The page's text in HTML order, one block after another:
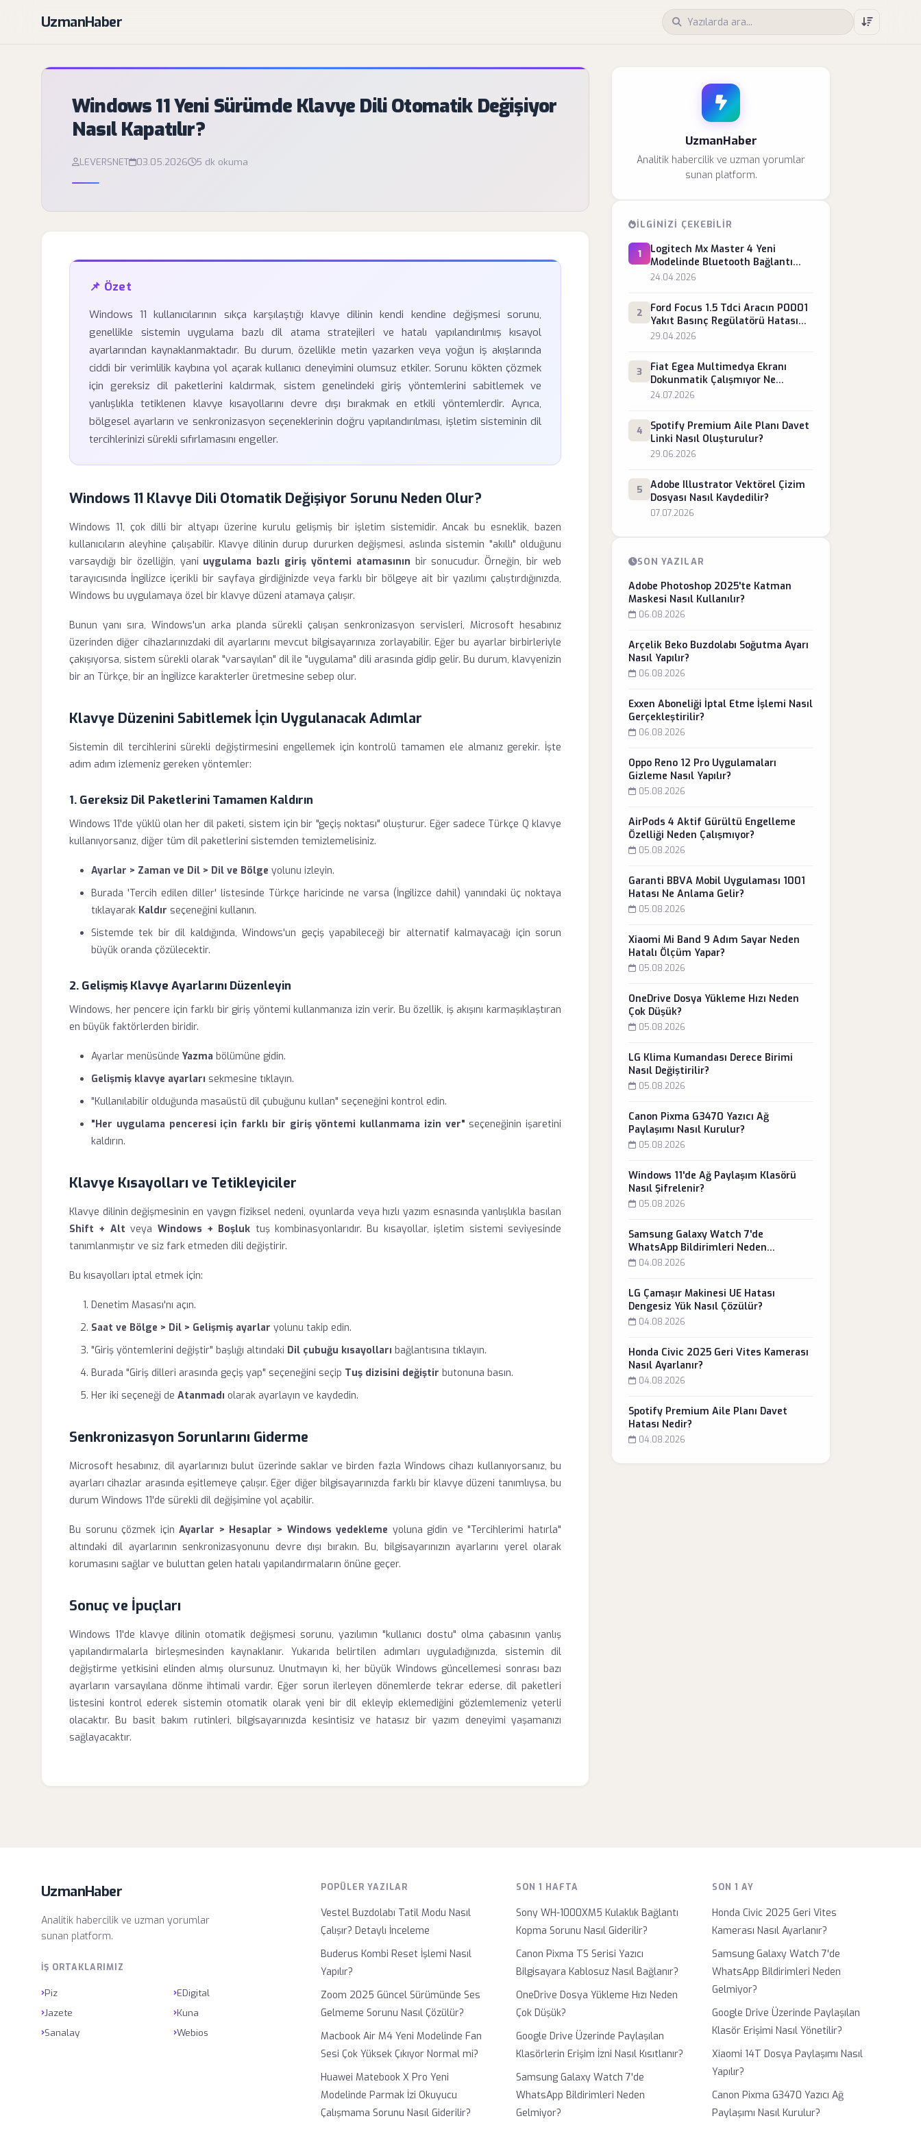
UzmanHaber
Windows 11 Yeni Sürümde Klavye Dili Otomatik Değişiyor
Nasıl Kapatılır?
LEVERSNET 03.05.2026 5 dk okuma
📌 Özet
Windows 11 kullanıcılarının sıkça karşılaştığı klavye dilinin kendi kendine değişmesi sorunu,
genellikle sistemin uygulama bazlı dil atama stratejileri ve hatalı yapılandırılmış kısayol
ayarlarından kaynaklanmaktadır. Bu durum, özellikle metin yazarken veya yoğun iş akışlarında
ciddi bir verimlilik kaybına yol açarak kullanıcı deneyimini olumsuz etkiler. Sorunu kökten çözmek
için gereksiz dil paketlerini kaldırmak, sistem genelindeki giriş yöntemlerini sabitlemek ve
yanlışlıkla tetiklenen klavye kısayollarını devre dışı bırakmak en etkili yöntemlerdir. Ayrıca,
bölgesel ayarların ve senkronizasyon seçeneklerinin doğru yapılandırılması, işletim sisteminin dil
tercihlerinizi sürekli sıfırlamasını engeller.
Windows 11 Klavye Dili Otomatik Değişiyor Sorunu Neden Olur?
Windows 11, çok dilli bir altyapı üzerine kurulu gelişmiş bir işletim sistemidir. Ancak bu esneklik, bazen
kullanıcıların aleyhine çalışabilir. Klavye dilinin durup dururken değişmesi, aslında sistemin "akıllı" olduğunu
varsaydığı bir özelliğin, yani uygulama bazlı giriş yöntemi atamasının bir sonucudur. Örneğin, bir web
tarayıcısında İngilizce içerikli bir sayfaya girdiğinizde veya farklı bir bölgeye ait bir yazılımı çalıştırdığınızda,
Windows bu uygulamaya özel bir klavye düzeni atamaya çalışır.
Bunun yanı sıra, Windows'un arka planda sürekli çalışan senkronizasyon servisleri, Microsoft hesabınız
üzerinden diğer cihazlarınızdaki dil ayarlarını mevcut bilgisayarınıza zorlayabilir. Eğer bu ayarlar birbirleriyle
çakışıyorsa, sistem sürekli olarak "varsayılan" dil ile "uygulama" dili arasında gidip gelir. Bu durum, klavyenizin
bir an Türkçe, bir an İngilizce karakterler üretmesine sebep olur.
Klavye Düzenini Sabitlemek İçin Uygulanacak Adımlar
Sistemin dil tercihlerini sürekli değiştirmesini engellemek için kontrolü tamamen ele almanız gerekir. İşte
adım adım izlemeniz gereken yöntemler:
1. Gereksiz Dil Paketlerini Tamamen Kaldırın
Windows 11'de yüklü olan her dil paketi, sistem için bir "geçiş noktası" oluşturur. Eğer sadece Türkçe Q klavye
kullanıyorsanız, diğer tüm dil paketlerini sistemden temizlemelisiniz.
Ayarlar > Zaman ve Dil > Dil ve Bölge yolunu izleyin.
Burada 'Tercih edilen diller' listesinde Türkçe haricinde ne varsa (İngilizce dahil) yanındaki üç noktaya
tıklayarak Kaldır seçeneğini kullanın.
Sistemde tek bir dil kaldığında, Windows'un geçiş yapabileceği bir alternatif kalmayacağı için sorun
büyük oranda çözülecektir.
2. Gelişmiş Klavye Ayarlarını Düzenleyin
Windows, her pencere için farklı bir giriş yöntemi kullanmanıza izin verir. Bu özellik, iş akışını karmaşıklaştıran
en büyük faktörlerden biridir.
Ayarlar menüsünde Yazma bölümüne gidin.
Gelişmiş klavye ayarları sekmesine tıklayın.
"Kullanılabilir olduğunda masaüstü dil çubuğunu kullan" seçeneğini kontrol edin.
"Her uygulama penceresi için farklı bir giriş yöntemi kullanmama izin ver" seçeneğinin işaretini
kaldırın.
Klavye Kısayolları ve Tetikleyiciler
Klavye dilinin değişmesinin en yaygın fiziksel nedeni, oyunlarda veya hızlı yazım esnasında yanlışlıkla basılan
Shift + Alt veya Windows + Boşluk tuş kombinasyonlarıdır. Bu kısayollar, işletim sistemi seviyesinde
tanımlanmıştır ve siz fark etmeden dili değiştirir.
Bu kısayolları iptal etmek için:
Denetim Masası'nı açın.
Saat ve Bölge > Dil > Gelişmiş ayarlar yolunu takip edin.
"Giriş yöntemlerini değiştir" başlığı altındaki Dil çubuğu kısayolları bağlantısına tıklayın.
Burada "Giriş dilleri arasında geçiş yap" seçeneğini seçip Tuş dizisini değiştir butonuna basın.
Her iki seçeneği de Atanmadı olarak ayarlayın ve kaydedin.
Senkronizasyon Sorunlarını Giderme
Microsoft hesabınız, dil ayarlarınızı bulut üzerinde saklar ve birden fazla Windows cihazı kullanıyorsanız, bu
ayarları cihazlar arasında eşitlemeye çalışır. Eğer diğer bilgisayarınızda farklı bir klavye düzeni tanımlıysa, bu
durum Windows 11'de sürekli dil değişimine yol açabilir.
Bu sorunu çözmek içinAyarlar > Hesaplar > Windows yedekleme yoluna gidin ve "Tercihlerimi hatırla"
altındaki dil ayarlarının senkronizasyonunu devre dışı bırakın. Bu, bilgisayarınızın ayarlarını yerel olarak
korumasını sağlar ve buluttan gelen hatalı yapılandırmaların önüne geçer.
Sonuç ve İpuçları
Windows 11'de klavye dilinin otomatik değişmesi sorunu, yazılımın "kullanıcı dostu" olma çabasının yanlış
yapılandırmalarla birleşmesinden kaynaklanır. Yukarıda belirtilen adımları uyguladığınızda, sistemin dil
değiştirme yetkisini elinden almış olursunuz. Unutmayın ki, her büyük Windows güncellemesi sonrası bazı
ayarların varsayılana dönme ihtimali vardır. Eğer sorun ilerleyen dönemlerde tekrar ederse, dil paketleri
listesini kontrol ederek sistemin otomatik olarak yeni bir dil ekleyip eklemediğini gözlemlemeniz yeterli
olacaktır. Bu basit bakım rutinleri, bilgisayarınızda kesintisiz ve hatasız bir yazım deneyimi yaşamanızı
sağlayacaktır.
UzmanHaber
Analitik habercilik ve uzman yorumlar
sunan platform.
İLGINIZI ÇEKEBILIR
1
Logitech Mx Master 4 Yeni
Modelinde Bluetooth Bağlantı
Kopması Nasıl Önlenir?
24.04.2026
2
Ford Focus 1.5 Tdci Aracın P0001
Yakıt Basınç Regülatörü Hatası
Nasıl Çözülür?
29.04.2026
3
Fiat Egea Multimedya Ekranı
Dokunmatik Çalışmıyor Ne
Yapmalı?
24.07.2026
4
Spotify Premium Aile Planı Davet
Linki Nasıl Oluşturulur?
29.06.2026
5
Adobe Illustrator Vektörel Çizim
Dosyası Nasıl Kaydedilir?
07.07.2026
SON YAZILAR
Adobe Photoshop 2025'te Katman
Maskesi Nasıl Kullanılır?
06.08.2026
Arçelik Beko Buzdolabı Soğutma Ayarı
Nasıl Yapılır?
06.08.2026
Exxen Aboneliği İptal Etme İşlemi Nasıl
Gerçekleştirilir?
06.08.2026
Oppo Reno 12 Pro Uygulamaları
Gizleme Nasıl Yapılır?
05.08.2026
AirPods 4 Aktif Gürültü Engelleme
Özelliği Neden Çalışmıyor?
05.08.2026
Garanti BBVA Mobil Uygulaması 1001
Hatası Ne Anlama Gelir?
05.08.2026
Xiaomi Mi Band 9 Adım Sayar Neden
Hatalı Ölçüm Yapar?
05.08.2026
OneDrive Dosya Yükleme Hızı Neden
Çok Düşük?
05.08.2026
LG Klima Kumandası Derece Birimi
Nasıl Değiştirilir?
05.08.2026
Canon Pixma G3470 Yazıcı Ağ
Paylaşımı Nasıl Kurulur?
05.08.2026
Windows 11'de Ağ Paylaşım Klasörü
Nasıl Şifrelenir?
05.08.2026
Samsung Galaxy Watch 7'de
WhatsApp Bildirimleri Neden
Gelmiyor?
04.08.2026
LG Çamaşır Makinesi UE Hatası
Dengesiz Yük Nasıl Çözülür?
04.08.2026
Honda Civic 2025 Geri Vites Kamerası
Nasıl Ayarlanır?
04.08.2026
Spotify Premium Aile Planı Davet
Hatası Nedir?
04.08.2026
UzmanHaber
Analitik habercilik ve uzman yorumlar
sunan platform.
İŞ ORTAKLARIMIZ
›Piz ›EDigital
›Jazete ›Kuna
›Sanalay ›Webios
POPÜLER YAZILAR
Vestel Buzdolabı Tatil Modu Nasıl
Çalışır? Detaylı İnceleme
Buderus Kombi Reset İşlemi Nasıl
Yapılır?
Zoom 2025 Güncel Sürümünde Ses
Gelmeme Sorunu Nasıl Çözülür?
Macbook Air M4 Yeni Modelinde Fan
Sesi Çok Yüksek Çıkıyor Normal mi?
Huawei Matebook X Pro Yeni
Modelinde Parmak İzi Okuyucu
Çalışmama Sorunu Nasıl Giderilir?
SON 1 HAFTA
Sony WH-1000XM5 Kulaklık Bağlantı
Kopma Sorunu Nasıl Giderilir?
Canon Pixma TS Serisi Yazıcı
Bilgisayara Kablosuz Nasıl Bağlanır?
OneDrive Dosya Yükleme Hızı Neden
Çok Düşük?
Google Drive Üzerinde Paylaşılan
Klasörlerin Erişim İzni Nasıl Kısıtlanır?
Samsung Galaxy Watch 7'de
WhatsApp Bildirimleri Neden
Gelmiyor?
SON 1 AY
Honda Civic 2025 Geri Vites
Kamerası Nasıl Ayarlanır?
Samsung Galaxy Watch 7'de
WhatsApp Bildirimleri Neden
Gelmiyor?
Google Drive Üzerinde Paylaşılan
Klasör Erişimi Nasıl Yönetilir?
Xiaomi 14T Dosya Paylaşımı Nasıl
Yapılır?
Canon Pixma G3470 Yazıcı Ağ
Paylaşımı Nasıl Kurulur?